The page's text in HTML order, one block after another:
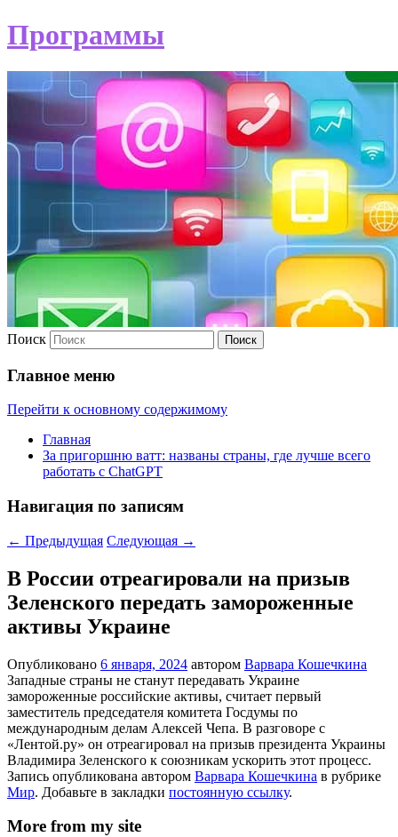
Программы
Поиск
Главное меню
Перейти к основному содержимому
Главная
За пригоршню ватт: названы страны, где лучше всего
работать с ChatGPT
Навигация по записям
← Предыдущая Следующая →
В России отреагировали на призыв
Зеленского передать замороженные
активы Украине
Опубликовано 6 января, 2024 автором Варвара Кошечкина
Западные страны не станут передавать Украине
замороженные российские активы, считает первый
заместитель председателя комитета Госдумы по
международным делам Алексей Чепа. В разговоре с
«Лентой.ру» он отреагировал на призыв президента Украины
Владимира Зеленского к союзникам ускорить этот процесс.
Запись опубликована автором Варвара Кошечкина в рубрике
Мир. Добавьте в закладки постоянную ссылку.
More from my site